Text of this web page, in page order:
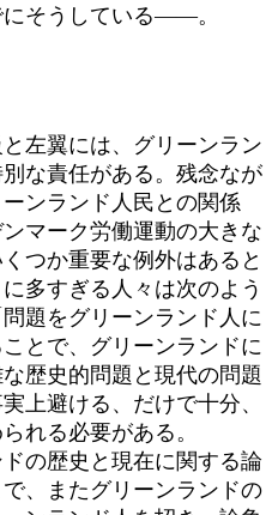
にそうしている――。
左翼には、グリーンラン
な責任がある。残念なが
ンランド人民との関係
マーク労働運動の大きな
つか重要な例外はあると
多すぎる人々は次のよう
題をグリーンランド人に
とで、グリーンランドに
歴史的問題と現代の問題
上避ける、だけで十分、
れる必要がある。
の歴史と現在に関する論
、またグリーンランドの